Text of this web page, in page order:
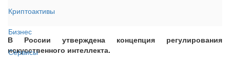
Криптоактивы
Бизнес
Сервисы
В России утверждена концепция регулирования
искусственного интеллекта.